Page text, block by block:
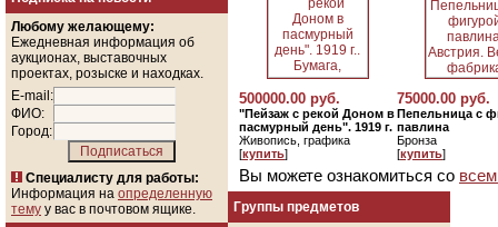
Любому желающему:
Ежедневная информация об
аукционах, выставочных
проектах, розыске и находках.
E-mail:
ФИО:
Город:
Специалисту для работы:
Информация на определенную
тему у вас в почтовом ящике.
500000.00 руб.
"Пейзаж с рекой Доном в
пасмурный день". 1919 г.
Живопись, графика
[купить]
75000.00 руб.
Пепельница с
павлина
Бронза
[купить]
Вы можете ознакомиться со
Группы предметов